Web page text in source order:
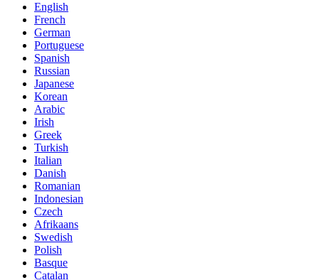
English
French
German
Portuguese
Spanish
Russian
Japanese
Korean
Arabic
Irish
Greek
Turkish
Italian
Danish
Romanian
Indonesian
Czech
Afrikaans
Swedish
Polish
Basque
Catalan